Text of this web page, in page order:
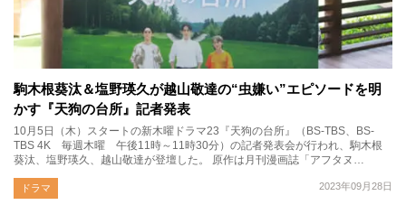
駒木根葵汰＆塩野瑛久が越山敬達の“虫嫌い”エピソードを明
かす『天狗の台所』記者発表
10月5日（木）スタートの新木曜ドラマ23『天狗の台所』（BS-TBS、BS-
TBS 4K 毎週木曜 午後11時～11時30分）の記者発表会が行われ、駒木根
葵汰、塩野瑛久、越山敬達が登壇した。 原作は月刊漫画誌「アフタヌ…
2023年09月28日
ドラマ